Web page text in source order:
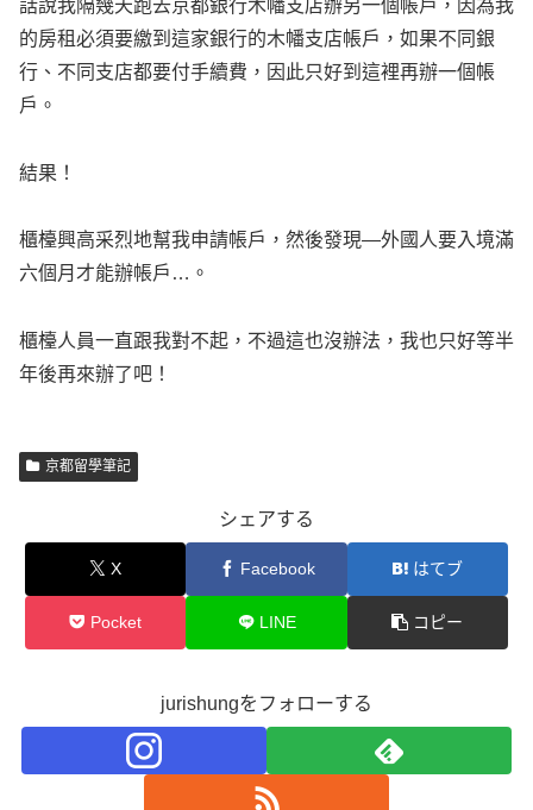
話說我隔幾天跑去京都銀行木幡支店辦另一個帳戶，因為我
的房租必須要繳到這家銀行的木幡支店帳戶，如果不同銀
行、不同支店都要付手續費，因此只好到這裡再辦一個帳
戶。
結果！
櫃檯興高采烈地幫我申請帳戶，然後發現—外國人要入境滿
六個月才能辦帳戶…。
櫃檯人員一直跟我對不起，不過這也沒辦法，我也只好等半
年後再來辦了吧！
京都留學筆記
シェアする
X Facebook はてブ
Pocket LINE コピー
jurishungをフォローする